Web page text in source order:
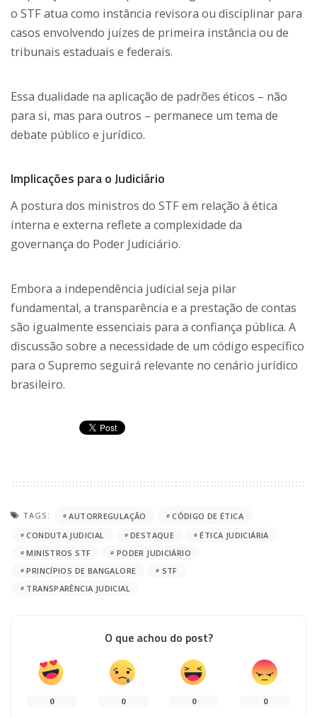
o STF atua como instância revisora ou disciplinar para
casos envolvendo juízes de primeira instância ou de
tribunais estaduais e federais.
Essa dualidade na aplicação de padrões éticos – não
para si, mas para outros – permanece um tema de
debate público e jurídico.
Implicações para o Judiciário
A postura dos ministros do STF em relação à ética
interna e externa reflete a complexidade da
governança do Poder Judiciário.
Embora a independência judicial seja pilar
fundamental, a transparência e a prestação de contas
são igualmente essenciais para a confiança pública. A
discussão sobre a necessidade de um código específico
para o Supremo seguirá relevante no cenário jurídico
brasileiro.
TAGS: AUTORREGULAÇÃO
CÓDIGO DE ÉTICA
CONDUTA JUDICIAL
DESTAQUE
ÉTICA JUDICIÁRIA
MINISTROS STF
PODER JUDICIÁRIO
PRINCÍPIOS DE BANGALORE
STF
TRANSPARÊNCIA JUDICIAL
O que achou do post?
0 0 0 0